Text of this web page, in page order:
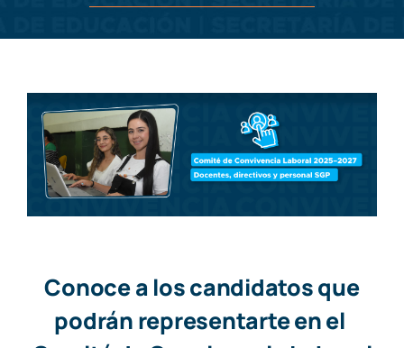
Conoce a los candidatos que
podrán representarte en el